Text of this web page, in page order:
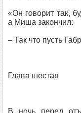
«Он говорит так,
а Миша закончил:
– Так что пусть
Глава шестая
В ночь перед